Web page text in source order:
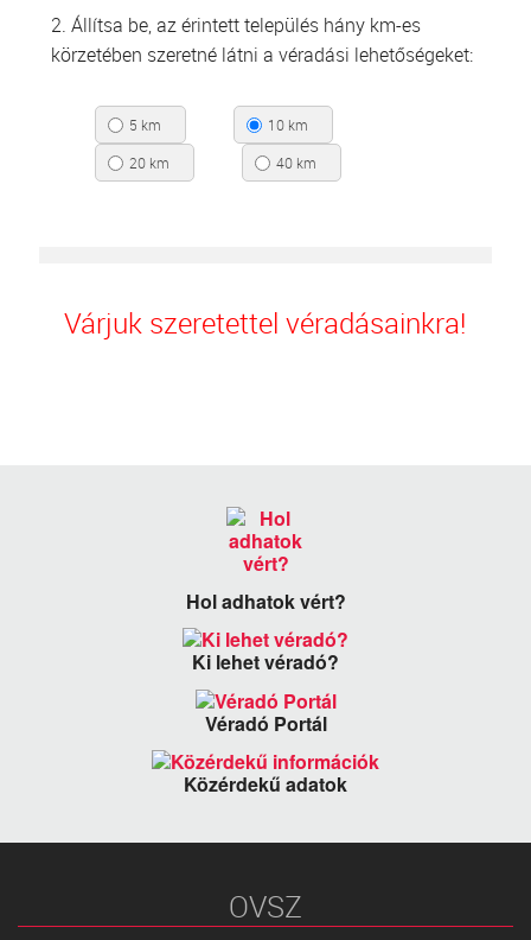
2. Állítsa be, az érintett település hány km-es
körzetében szeretné látni a véradási lehetőségeket:
5 km
10 km
20 km
40 km
Várjuk szeretettel véradásainkra!
Hol adhatok vért?
Ki lehet véradó?
Véradó Portál
Közérdekű adatok
OVSZ